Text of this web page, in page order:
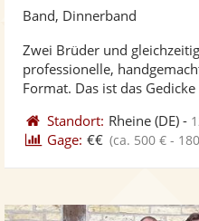
Band, Dinnerband
Zwei Brüder und
professionelle,
Format. Das ist das
Standort: Rheine (DE) -
Gage: €€ (ca. 500 € -